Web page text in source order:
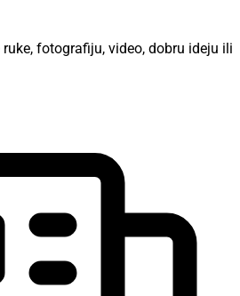
fotografiju, video, dobru ideju ili